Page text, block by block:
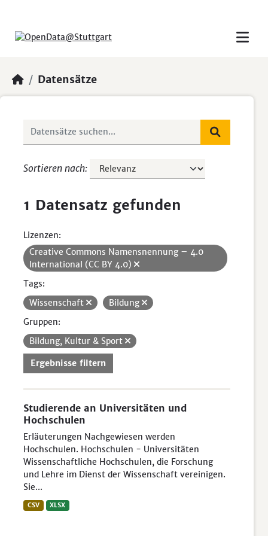
Datensätze
Sortieren nach
1 Datensatz gefunden
Lizenzen:
Creative Commons Namensnennung – 4.0
International (CC BY 4.0)
Tags:
Wissenschaft
Bildung
Gruppen:
Bildung, Kultur & Sport
Ergebnisse filtern
Studierende an Universitäten und
Hochschulen
Erläuterungen Nachgewiesen werden
Hochschulen. Hochschulen - Universitäten
Wissenschaftliche Hochschulen, die Forschung
und Lehre im Dienst der Wissenschaft vereinigen.
Sie...
CSV XLSX